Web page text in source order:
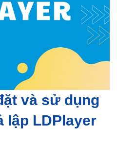
và sử dụng
lập LDPlayer